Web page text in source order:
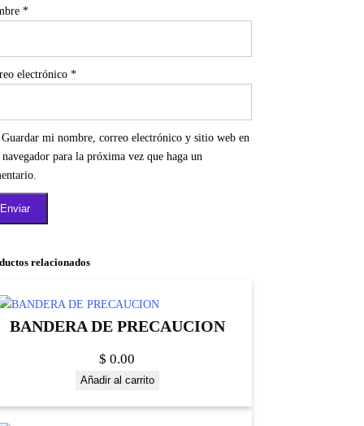
*
electrónico *
Guardar mi nombre, correo electrónico y sitio web en
navegador para la próxima vez que haga un
relacionados
BANDERA DE PRECAUCION
$ 0.00
Añadir al carrito